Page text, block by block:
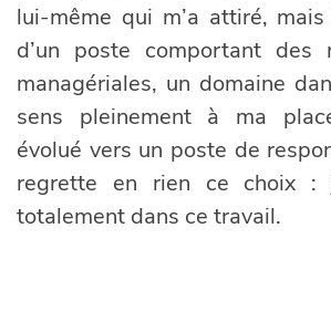
lui-même qui m’a attiré,
d’un poste comportant des
managériales, un domaine
sens pleinement à ma
évolué vers un poste de
regrette en rien ce choix :
totalement dans ce travail.